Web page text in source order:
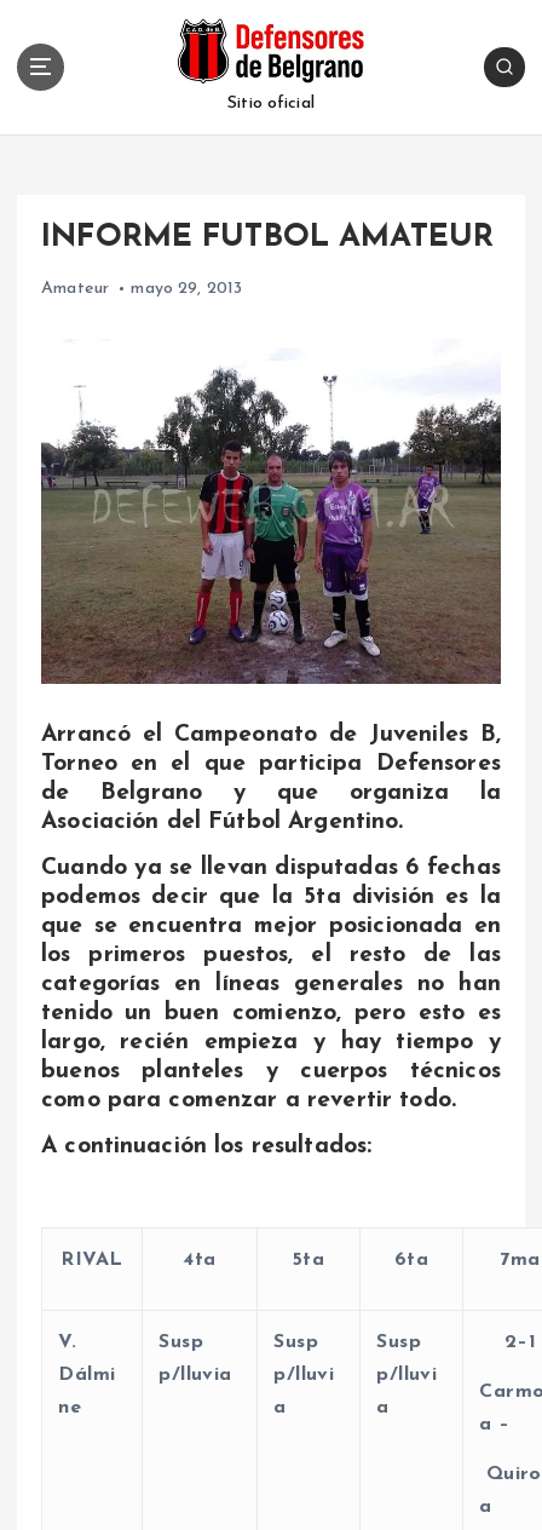
Sitio oficial
INFORME FUTBOL AMATEUR
Amateur mayo 29, 2013
Arrancó el Campeonato de Juveniles B,
Torneo en el que participa Defensores
de Belgrano y que organiza la
Asociación del Fútbol Argentino.
Cuando ya se llevan disputadas 6 fechas
podemos decir que la 5ta división es la
que se encuentra mejor posicionada en
los primeros puestos, el resto de las
categorías en líneas generales no han
tenido un buen comienzo, pero esto es
largo, recién empieza y hay tiempo y
buenos planteles y cuerpos técnicos
como para comenzar a revertir todo.
A continuación los resultados:
RIVAL 4ta 5ta 6ta 7ma
V.
Dálmi
ne
Susp
p/lluvia
Susp
p/lluvi
a
Susp
p/lluvi
a
2–1
a –
a